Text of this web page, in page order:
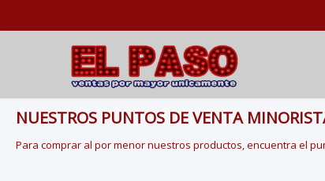
NUESTROS PUNTOS DE VENTA
Para comprar al por menor nuestros productos, encuentra el